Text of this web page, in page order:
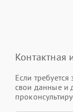
Контактная
Если требуется
свои данные и